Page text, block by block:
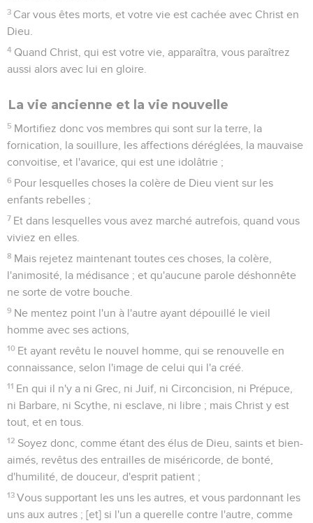
3 Car vous êtes morts, et votre vie est cachée avec Christ en
Dieu.
4 Quand Christ, qui est votre vie, apparaîtra, vous paraîtrez
aussi alors avec lui en gloire.
La vie ancienne et la vie nouvelle
5 Mortifiez donc vos membres qui sont sur la terre, la
fornication, la souillure, les affections déréglées, la mauvaise
convoitise, et l'avarice, qui est une idolâtrie ;
6 Pour lesquelles choses la colère de Dieu vient sur les
enfants rebelles ;
7 Et dans lesquelles vous avez marché autrefois, quand vous
viviez en elles.
8 Mais rejetez maintenant toutes ces choses, la colère,
l'animosité, la médisance ; et qu'aucune parole déshonnête
ne sorte de votre bouche.
9 Ne mentez point l'un à l'autre ayant dépouillé le vieil
homme avec ses actions,
10 Et ayant revêtu le nouvel homme, qui se renouvelle en
connaissance, selon l'image de celui qui l'a créé.
11 En qui il n'y a ni Grec, ni Juif, ni Circoncision, ni Prépuce,
ni Barbare, ni Scythe, ni esclave, ni libre ; mais Christ y est
tout, et en tous.
12 Soyez donc, comme étant des élus de Dieu, saints et bien-
aimés, revêtus des entrailles de miséricorde, de bonté,
d'humilité, de douceur, d'esprit patient ;
13 Vous supportant les uns les autres, et vous pardonnant les
uns aux autres ; [et] si l'un a querelle contre l'autre, comme